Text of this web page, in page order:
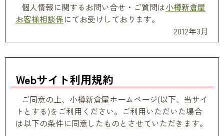
個人情報に関するお問い合せ・ご質問は小樽新倉屋
お客様相談係にてお受けしております。
2012年3月
Webサイト利用規約
ご同意の上、小樽新倉屋ホームページ(以下、当サイ
トとする)をご利用ください。ご利用いただいた場合
は以下の条件に同意したものとさせていただきます。